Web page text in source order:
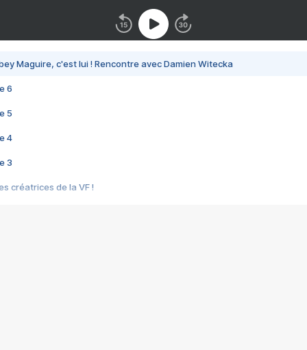
Maguire, c'est lui ! Rencontre avec Damien Witecka
6
5
4
3
créatrices de la VF !